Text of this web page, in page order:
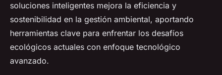
soluciones inteligentes mejora la eficiencia y
sostenibilidad en la gestión ambiental, aportando
herramientas clave para enfrentar los desafíos
ecológicos actuales con enfoque tecnológico
avanzado.